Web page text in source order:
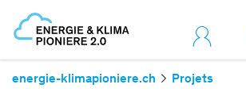
energie-klimapioniere.ch Projets